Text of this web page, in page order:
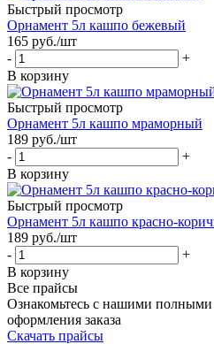
Быстрый просмотр
Орнамент 5л кашпо бежевый
165 руб./шт
-
+
В корзину
Быстрый просмотр
Орнамент 5л кашпо мраморный
189 руб./шт
-
+
В корзину
Быстрый просмотр
Орнамент 5л кашпо красно-
189 руб./шт
-
+
В корзину
Все прайсы
Ознакомьтесь с нашими
оформления заказа
Скачать прайсы